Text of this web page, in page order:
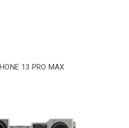
13 PRO MAX